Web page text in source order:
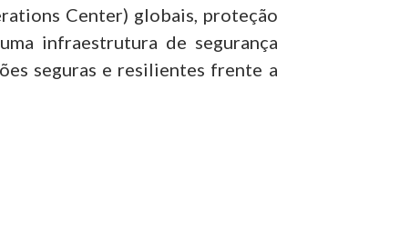
Center) globais, proteção
infraestrutura de segurança
seguras e resilientes frente a